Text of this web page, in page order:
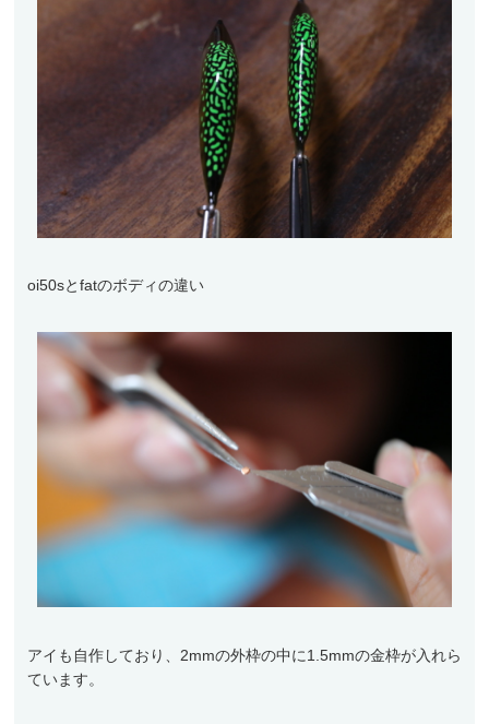
oi50sとfatのボディの違い
アイも自作しており、2mmの外枠の中に1.5mmの金枠が入れら
ています。